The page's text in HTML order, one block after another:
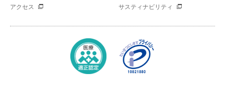
アクセス サスティナビリティ